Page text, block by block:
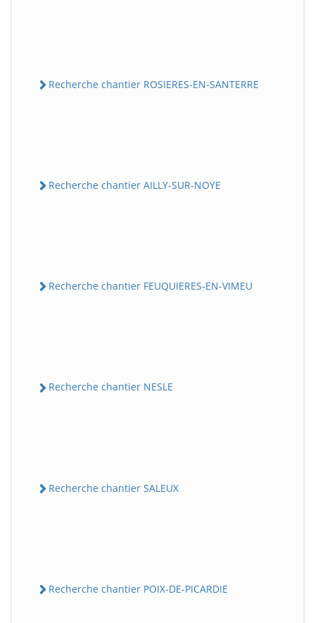
Recherche chantier ROSIERES-EN-SANTERRE
Recherche chantier AILLY-SUR-NOYE
Recherche chantier FEUQUIERES-EN-VIMEU
Recherche chantier NESLE
Recherche chantier SALEUX
Recherche chantier POIX-DE-PICARDIE